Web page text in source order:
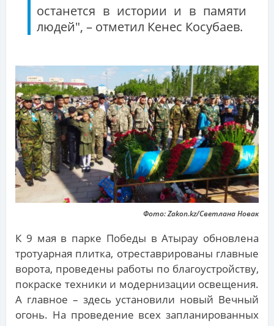
останется в истории и в памяти
людей", – отметил Кенес Косубаев.
Фото: Zakon.kz/Светлана Новак
К 9 мая в парке Победы в Атырау обновлена
тротуарная плитка, отреставрированы главные
ворота, проведены работы по благоустройству,
покраске техники и модернизации освещения.
А главное – здесь установили новый Вечный
огонь. На проведение всех запланированных